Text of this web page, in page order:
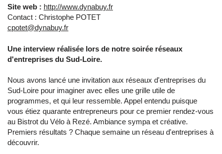
Site web : http://www.dynabuy.fr
Contact : Christophe POTET
cpotet@dynabuy.fr
Une interview réalisée lors de notre soirée réseaux
d'entreprises du Sud-Loire.
Nous avons lancé une invitation aux réseaux d'entreprises du
Sud-Loire pour imaginer avec elles une grille utile de
programmes, et qui leur ressemble. Appel entendu puisque
vous étiez quarante entrepreneurs pour ce premier rendez-vous
au Bistrot du Vélo à Rezé. Ambiance sympa et créative.
Premiers résultats ? Chaque semaine un réseau d'entreprises à
découvrir.